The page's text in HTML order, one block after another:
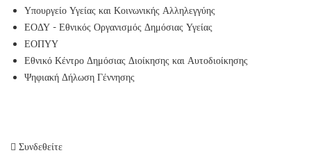
Υπουργείο Υγείας και Κοινωνικής Αλληλεγγύης
ΕΟΔΥ - Εθνικός Οργανισμός Δημόσιας Υγείας
ΕΟΠΥΥ
Εθνικό Κέντρο Δημόσιας Διοίκησης και Αυτοδιοίκησης
Ψηφιακή Δήλωση Γέννησης
Συνδεθείτε